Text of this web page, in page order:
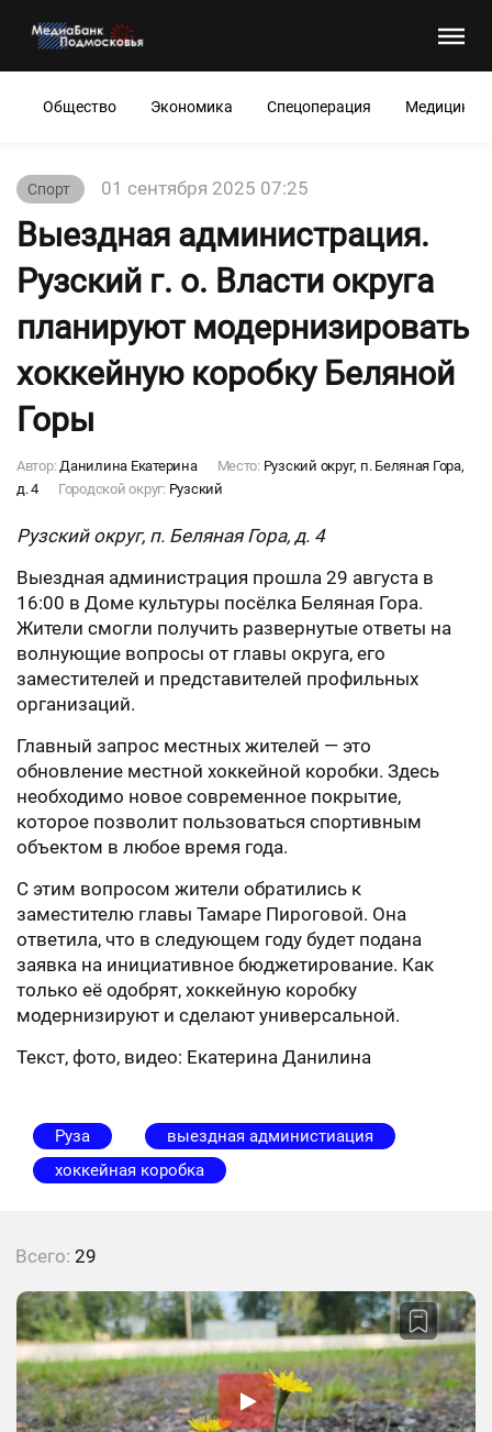
Общество Экономика Спецоперация Медицина
Спорт 01 сентября 2025 07:25
Выездная администрация.
Рузский г. о. Власти округа
планируют модернизировать
хоккейную коробку Беляной
Горы
Автор:Данилина Екатерина Место: Рузский округ, п. Беляная Гора,
д. 4
Городской округ: Рузский
Рузский округ, п. Беляная Гора, д. 4
Выездная администрация прошла 29 августа в
16:00 в Доме культуры посёлка Беляная Гора.
Жители смогли получить развернутые ответы на
волнующие вопросы от главы округа, его
заместителей и представителей профильных
организаций.
Главный запрос местных жителей — это
обновление местной хоккейной коробки. Здесь
необходимо новое современное покрытие,
которое позволит пользоваться спортивным
объектом в любое время года.
С этим вопросом жители обратились к
заместителю главы Тамаре Пироговой. Она
ответила, что в следующем году будет подана
заявка на инициативное бюджетирование. Как
только её одобрят, хоккейную коробку
модернизируют и сделают универсальной.
Текст, фото, видео: Екатерина Данилина
Руза
выездная администиация
хоккейная коробка
Всего: 29